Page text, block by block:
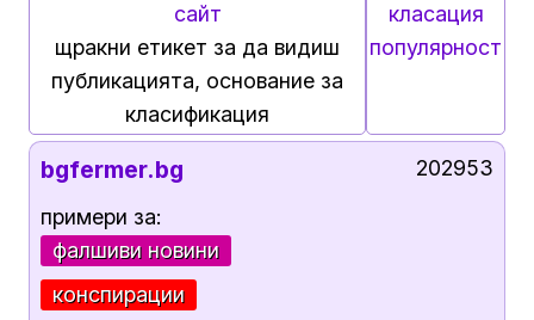
сайт
щракни етикет за да видиш
публикацията, основание за
класификация
класация
популярност
bgfermer.bg
примери за:
фалшиви новини
конспирации
202953